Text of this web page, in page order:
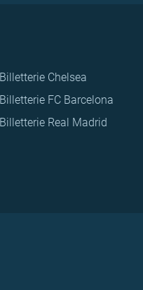
Billetterie Chelsea
Billetterie FC Barcelona
Billetterie Real Madrid